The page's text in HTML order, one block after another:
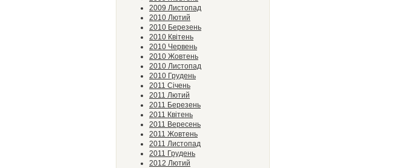
2009 Листопад
2010 Лютий
2010 Березень
2010 Квітень
2010 Червень
2010 Жовтень
2010 Листопад
2010 Грудень
2011 Січень
2011 Лютий
2011 Березень
2011 Квітень
2011 Вересень
2011 Жовтень
2011 Листопад
2011 Грудень
2012 Лютий